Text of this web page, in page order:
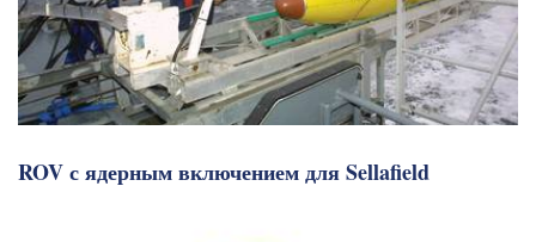
ROV с ядерным включением для Sellafield